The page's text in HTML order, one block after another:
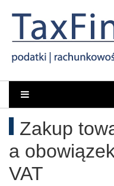
Podatki,
VAT,
Portal
dla
księgowych
Zakup
a
VAT